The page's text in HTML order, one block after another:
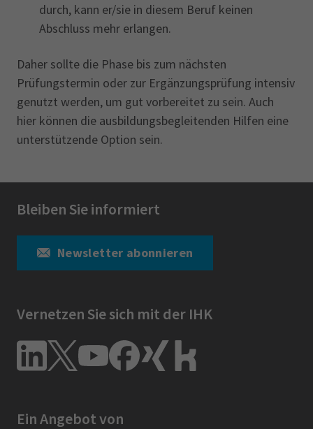
durch, kann er/sie in diesem Beruf keinen
Abschluss mehr erlangen.
Daher sollte die Phase bis zum nächsten
Prüfungstermin oder zur Ergänzungsprüfung intensiv
genutzt werden, um gut vorbereitet zu sein. Auch
hier können die ausbildungsbegleitenden Hilfen eine
unterstützende Option sein.
Bleiben Sie informiert
Newsletter abonnieren
Vernetzen Sie sich mit der IHK
Ein Angebot von